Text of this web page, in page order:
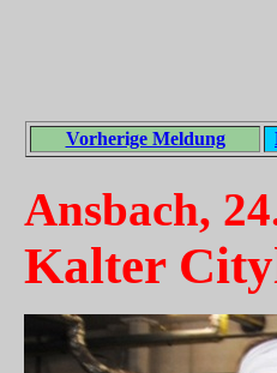
Vorherige Meldung
Ansbach,
Kalter